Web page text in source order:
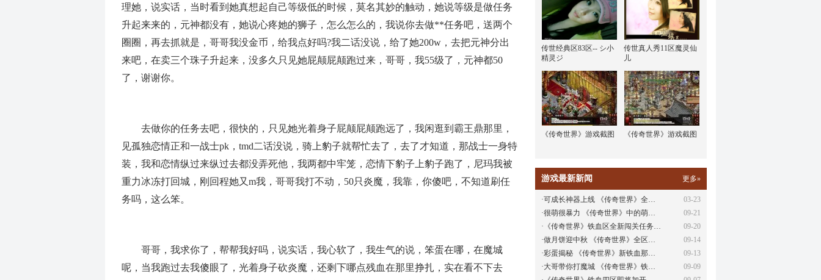
理她，说实话，当时看到她真想起自己等级低的时候，莫名其妙的触动，她说等级是做任务
升起来来的，元神都没有，她说心疼她的狮子，怎么怎么的，我说你去做**任务吧，送两个
圈圈，再去抓就是，哥哥我没金币，给我点好吗?我二话没说，给了她200w，去把元神分出
来吧，在卖三个珠子升起来，没多久只见她屁颠屁颠跑过来，哥哥，我55级了，元神都50
了，谢谢你。
去做你的任务去吧，很快的，只见她光着身子屁颠屁颠跑远了，我闲逛到霸王鼎那里，
见孤独恋情正和一战士pk，tmd二话没说，骑上豹子就帮忙去了，去了才知道，那战士一身特
装，我和恋情纵过来纵过去都没弄死他，我两都中牢笼，恋情下豹子上豹子跑了，尼玛我被
重力冰冻打回城，刚回程她又m我，哥哥我打不动，50只炎魔，我靠，你傻吧，不知道刷任
务吗，这么笨。
哥哥，我求你了，帮帮我好吗，说实话，我心软了，我生气的说，笨蛋在哪，在魔城
呢，当我跑过去我傻眼了，光着身子砍炎魔，还剩下哪点残血在那里挣扎，实在看不下去
传世经典区83区-- シ小
精灵ジ
传世真人秀11区魔灵仙
儿
《传奇世界》游戏截图 《传奇世界》游戏截图
游戏最新新闻 更多»
03-23
·可成长神器上线 《传奇世界》全…
09-21
·很萌很暴力 《传奇世界》中的萌…
09-20
· 《传奇世界》铁血区全新闯关任务…
09-14
·做月饼迎中秋 《传奇世界》全区…
09-13
·彩蛋揭秘 《传奇世界》新铁血那…
09-09
·大哥带你打魔城 《传奇世界》铁…